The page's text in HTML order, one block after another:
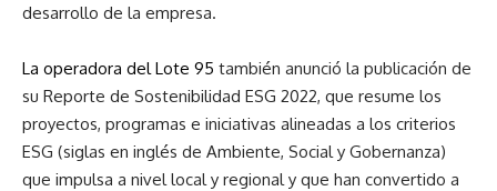
desarrollo de la empresa.
La operadora del Lote 95 también anunció la publicación de
su Reporte de Sostenibilidad ESG 2022, que resume los
proyectos, programas e iniciativas alineadas a los criterios
ESG (siglas en inglés de Ambiente, Social y Gobernanza)
que impulsa a nivel local y regional y que han convertido a